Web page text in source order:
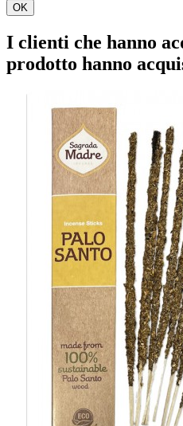
OK
I clienti che hanno
prodotto hanno